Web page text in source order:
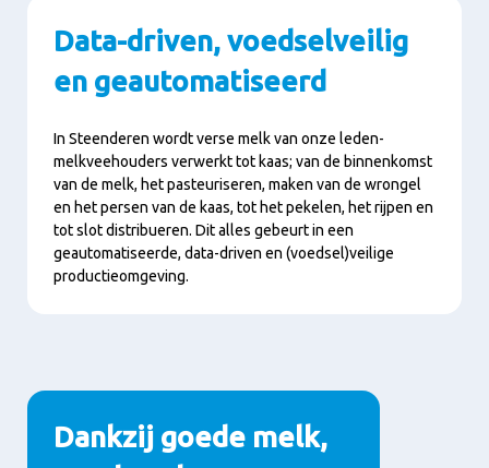
Data-driven, voedselveilig
en geautomatiseerd
In Steenderen wordt verse melk van onze leden-
melkveehouders verwerkt tot kaas; van de binnenkomst
van de melk, het pasteuriseren, maken van de wrongel
en het persen van de kaas, tot het pekelen, het rijpen en
tot slot distribueren. Dit alles gebeurt in een
geautomatiseerde, data-driven en (voedsel)veilige
productieomgeving.
Dankzij goede melk,